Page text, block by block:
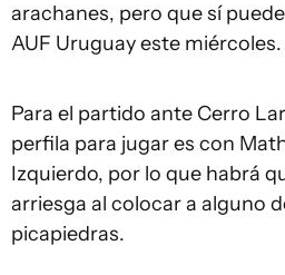
arachanes, pero que sí
AUF Uruguay este miércoles.
Para el partido ante Cerro
perfila para jugar es con
Izquierdo, por lo que habrá
arriesga al colocar a alguno
picapiedras.